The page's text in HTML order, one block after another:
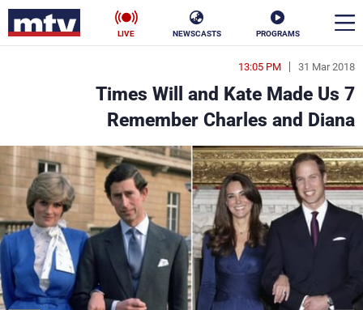
PROGRAMS
NEWSCASTS
LIVE
31 Mar 2018
13:05 PM
7 Times Will and Kate Made Us
Remember Charles and Diana
en
الأخبار
سياسة ناس
إقتصاد فن
منوعات رياضة